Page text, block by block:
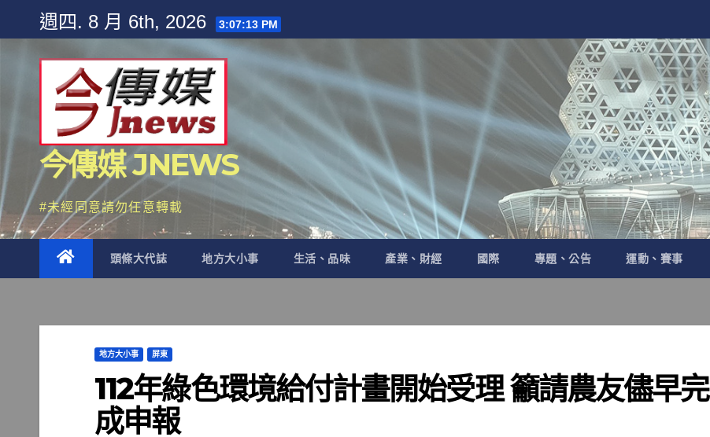
content
週四. 8 月 6th, 2026 3:07:14 PM
今傳媒 JNEWS
#未經同意請勿任意轉載
頭條大代誌 地方大小事 生活、品味 產業、財經 國際 專題、公告 運動、賽事
地方大小事 屏東
112年綠色環境給付計畫開始受理 籲請農友儘早完
成申報